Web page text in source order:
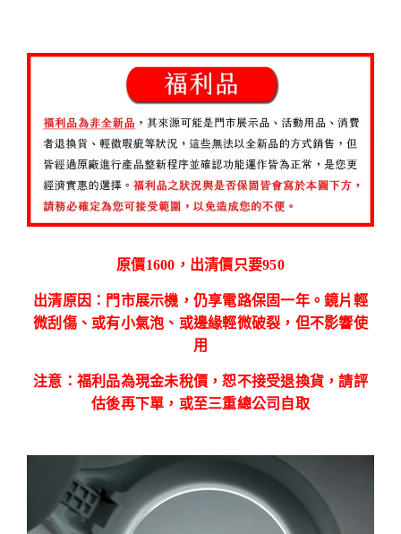
原價1600，出清價只要950
出清原因：門市展示機，仍享電路保固一年。鏡片輕
微刮傷、或有小氣泡、或邊緣輕微破裂，但不影響使
用
注意：福利品為現金未稅價，恕不接受退換貨，請評
估後再下單，或至三重總公司自取